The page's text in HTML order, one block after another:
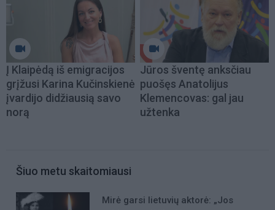
Į Klaipėdą iš emigracijos
grįžusi Karina Kučinskienė
įvardijo didžiausią savo
norą
Jūros šventę anksčiau
puošęs Anatolijus
Klemencovas: gal jau
užtenka
Šiuo metu skaitomiausi
Mirė garsi lietuvių aktorė: „Jos